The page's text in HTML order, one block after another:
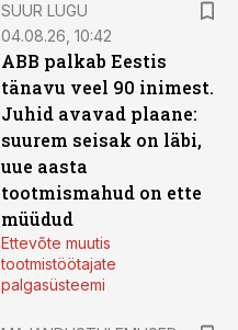
SUUR LUGU
04.08.26, 10:42
ABB palkab Eestis
tänavu veel 90 inimest.
Juhid avavad plaane:
suurem seisak on läbi,
uue aasta
tootmismahud on ette
müüdud
Ettevõte muutis
tootmistöötajate
palgasüsteemi